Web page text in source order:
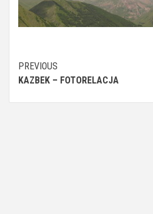
Continue
Reading
PREVIOUS
KAZBEK – FOTORELACJA